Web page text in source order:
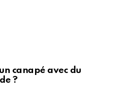
canapé avec du
?